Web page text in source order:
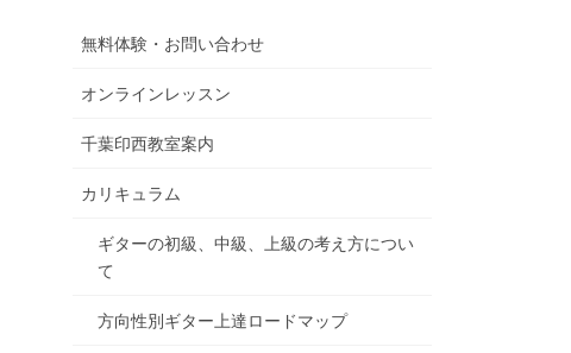
無料体験・お問い合わせ
オンラインレッスン
千葉印西教室案内
カリキュラム
ギターの初級、中級、上級の考え方につい
て
方向性別ギター上達ロードマップ